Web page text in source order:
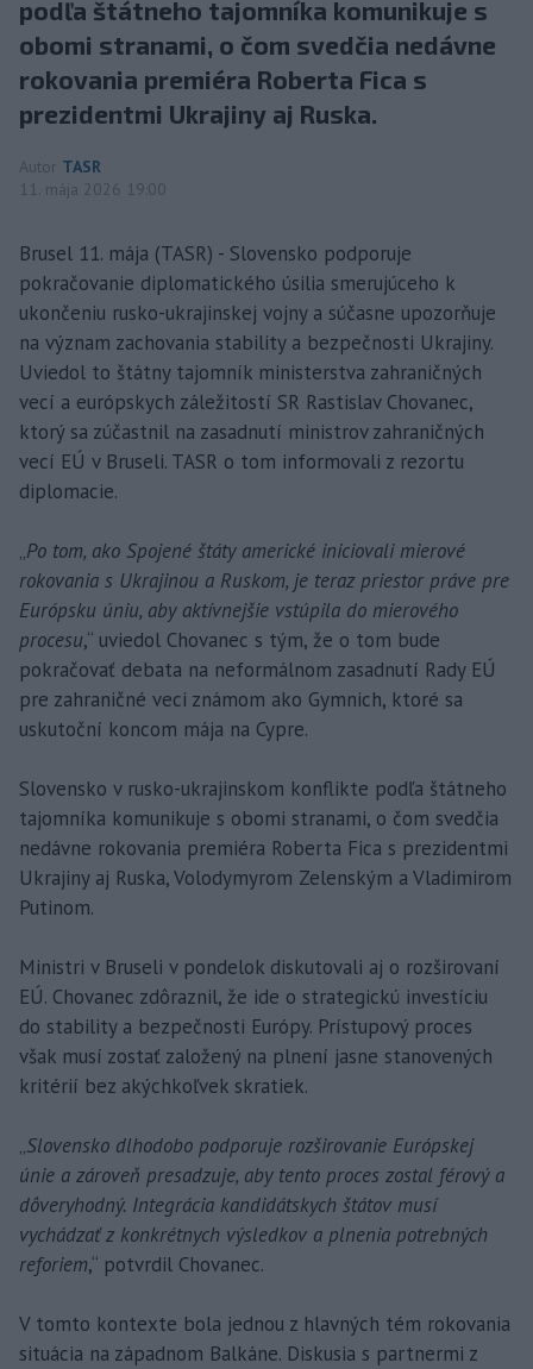
podľa štátneho tajomníka komunikuje s
obomi stranami, o čom svedčia nedávne
rokovania premiéra Roberta Fica s
prezidentmi Ukrajiny aj Ruska.
Autor TASR
11. mája 2026 19:00
Brusel 11. mája (TASR) - Slovensko podporuje
pokračovanie diplomatického úsilia smerujúceho k
ukončeniu rusko-ukrajinskej vojny a súčasne upozorňuje
na význam zachovania stability a bezpečnosti Ukrajiny.
Uviedol to štátny tajomník ministerstva zahraničných
vecí a európskych záležitostí SR Rastislav Chovanec,
ktorý sa zúčastnil na zasadnutí ministrov zahraničných
vecí EÚ v Bruseli. TASR o tom informovali z rezortu
diplomacie.
„Po tom, ako Spojené štáty americké iniciovali mierové
rokovania s Ukrajinou a Ruskom, je teraz priestor práve pre
Európsku úniu, aby aktívnejšie vstúpila do mierového
procesu,“ uviedol Chovanec s tým, že o tom bude
pokračovať debata na neformálnom zasadnutí Rady EÚ
pre zahraničné veci známom ako Gymnich, ktoré sa
uskutoční koncom mája na Cypre.
Slovensko v rusko-ukrajinskom konflikte podľa štátneho
tajomníka komunikuje s obomi stranami, o čom svedčia
nedávne rokovania premiéra Roberta Fica s prezidentmi
Ukrajiny aj Ruska, Volodymyrom Zelenským a Vladimirom
Putinom.
Ministri v Bruseli v pondelok diskutovali aj o rozširovaní
EÚ. Chovanec zdôraznil, že ide o strategickú investíciu
do stability a bezpečnosti Európy. Prístupový proces
však musí zostať založený na plnení jasne stanovených
kritérií bez akýchkoľvek skratiek.
„Slovensko dlhodobo podporuje rozširovanie Európskej
únie a zároveň presadzuje, aby tento proces zostal férový a
dôveryhodný. Integrácia kandidátskych štátov musí
vychádzať z konkrétnych výsledkov a plnenia potrebných
reforiem,“ potvrdil Chovanec.
V tomto kontexte bola jednou z hlavných tém rokovania
situácia na západnom Balkáne. Diskusia s partnermi z